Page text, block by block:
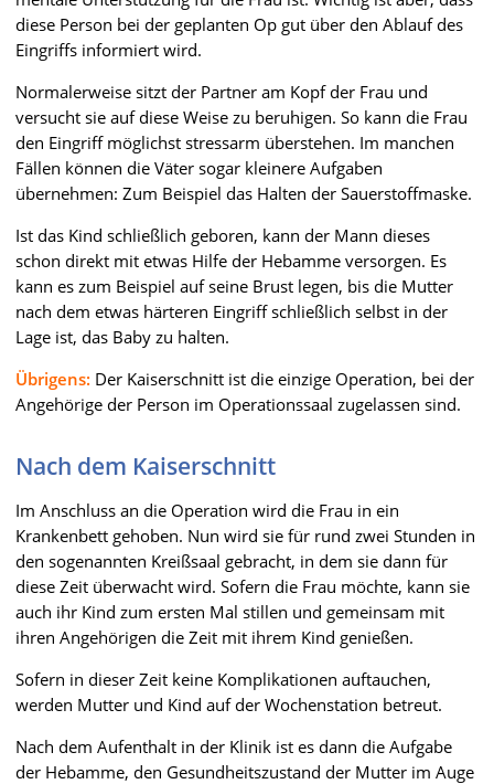
diese Person bei der geplanten Op gut über den Ablauf des
Eingriffs informiert wird.
Normalerweise sitzt der Partner am Kopf der Frau und
versucht sie auf diese Weise zu beruhigen. So kann die Frau
den Eingriff möglichst stressarm überstehen. Im manchen
Fällen können die Väter sogar kleinere Aufgaben
übernehmen: Zum Beispiel das Halten der Sauerstoffmaske.
Ist das Kind schließlich geboren, kann der Mann dieses
schon direkt mit etwas Hilfe der Hebamme versorgen. Es
kann es zum Beispiel auf seine Brust legen, bis die Mutter
nach dem etwas härteren Eingriff schließlich selbst in der
Lage ist, das Baby zu halten.
Übrigens: Der Kaiserschnitt ist die einzige Operation, bei der
Angehörige der Person im Operationssaal zugelassen sind.
Nach dem Kaiserschnitt
Im Anschluss an die Operation wird die Frau in ein
Krankenbett gehoben. Nun wird sie für rund zwei Stunden in
den sogenannten Kreißsaal gebracht, in dem sie dann für
diese Zeit überwacht wird. Sofern die Frau möchte, kann sie
auch ihr Kind zum ersten Mal stillen und gemeinsam mit
ihren Angehörigen die Zeit mit ihrem Kind genießen.
Sofern in dieser Zeit keine Komplikationen auftauchen,
werden Mutter und Kind auf der Wochenstation betreut.
Nach dem Aufenthalt in der Klinik ist es dann die Aufgabe
der Hebamme, den Gesundheitszustand der Mutter im Auge